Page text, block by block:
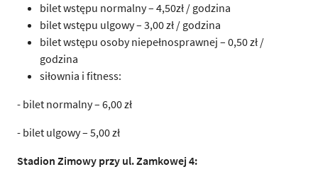
bilet wstępu normalny – 4,50zł / godzina
bilet wstępu ulgowy – 3,00 zł / godzina
bilet wstępu osoby niepełnosprawnej – 0,50 zł /
godzina
siłownia i fitness:
- bilet normalny – 6,00 zł
- bilet ulgowy – 5,00 zł
Stadion Zimowy przy ul. Zamkowej 4: